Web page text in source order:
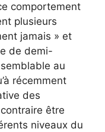
comportement
plusieurs
jamais » et
de demi-
au
récemment
des
être
niveaux du